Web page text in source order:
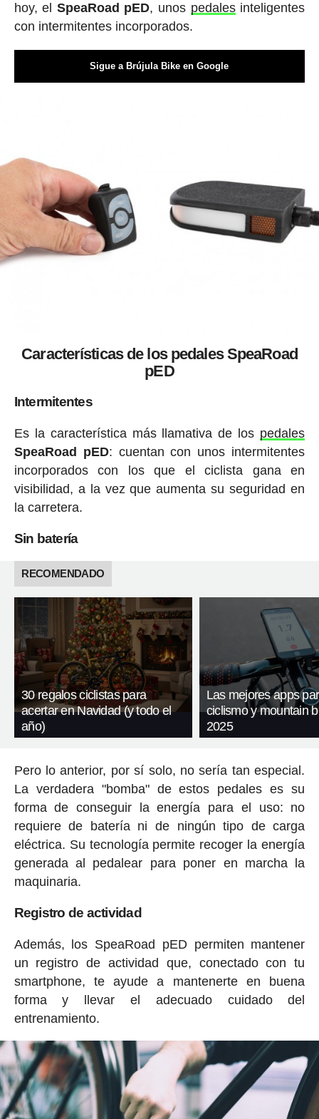
hoy, el SpeaRoad pED, unos pedalesinteligentes
con intermitentes incorporados.
Sigue a Brújula Bike en Google
Características de los pedales SpeaRoad
pED
Intermitentes
Es la característica más llamativa de los pedales
SpeaRoad pED: cuentan con unos intermitentes
incorporados con los que el ciclista gana en
visibilidad, a la vez que aumenta su seguridad en
la carretera.
Sin batería
RECOMENDADO
30 regalos ciclistas para
acertar en Navidad (y todo el
año)
Las mejores apps
ciclismo y mountain
2025
Pero lo anterior, por sí solo, no sería tan especial.
La verdadera "bomba" de estos pedales es su
forma de conseguir la energía para el uso: no
requiere de batería ni de ningún tipo de carga
eléctrica. Su tecnología permite recoger la energía
generada al pedalear para poner en marcha la
maquinaria.
Registro de actividad
Además, los SpeaRoad pED permiten mantener
un registro de actividad que, conectado con tu
smartphone, te ayude a mantenerte en buena
forma y llevar el adecuado cuidado del
entrenamiento.